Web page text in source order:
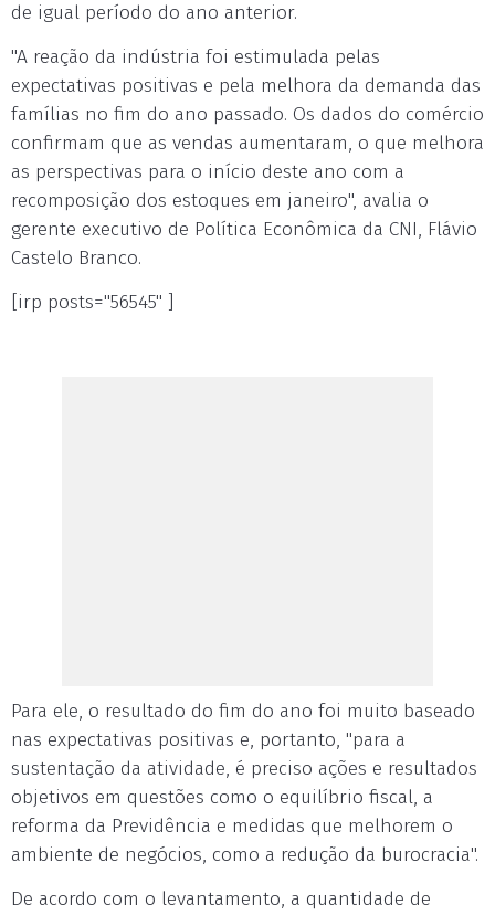
de igual período do ano anterior.
"A reação da indústria foi estimulada pelas
expectativas positivas e pela melhora da demanda das
famílias no fim do ano passado. Os dados do comércio
confirmam que as vendas aumentaram, o que melhora
as perspectivas para o início deste ano com a
recomposição dos estoques em janeiro", avalia o
gerente executivo de Política Econômica da CNI, Flávio
Castelo Branco.
[irp posts="56545" ]
Para ele, o resultado do fim do ano foi muito baseado
nas expectativas positivas e, portanto, "para a
sustentação da atividade, é preciso ações e resultados
objetivos em questões como o equilíbrio fiscal, a
reforma da Previdência e medidas que melhorem o
ambiente de negócios, como a redução da burocracia".
De acordo com o levantamento, a quantidade de